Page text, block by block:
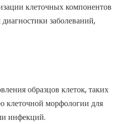
клеточных компонентов
заболеваний,
образцов клеток, таких
клеточной морфологии для
инфекций.